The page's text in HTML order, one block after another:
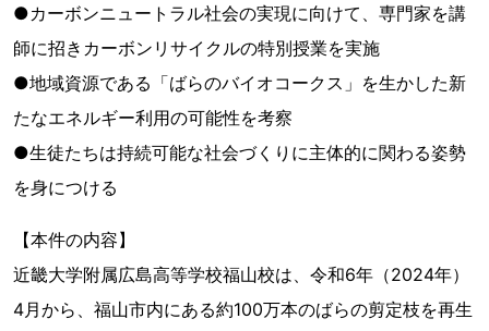
●カーボンニュートラル社会の実現に向けて、専門家を講
師に招きカーボンリサイクルの特別授業を実施
●地域資源である「ばらのバイオコークス」を生かした新
たなエネルギー利用の可能性を考察
●生徒たちは持続可能な社会づくりに主体的に関わる姿勢
を身につける
【本件の内容】
近畿大学附属広島高等学校福山校は、令和6年（2024年）
4月から、福山市内にある約100万本のばらの剪定枝を再生